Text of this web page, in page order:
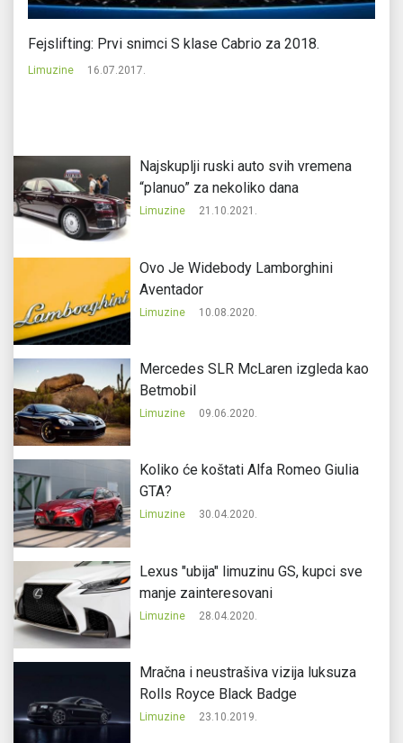
Fejslifting: Prvi snimci S klase Cabrio za 2018.
Limuzine 16.07.2017.
Najskuplji ruski auto svih vremena
“planuo” za nekoliko dana
Limuzine 21.10.2021.
Ovo Je Widebody Lamborghini
Aventador
Limuzine 10.08.2020.
Mercedes SLR McLaren izgleda kao
Betmobil
Limuzine 09.06.2020.
Koliko će koštati Alfa Romeo Giulia
GTA?
Limuzine 30.04.2020.
Lexus "ubija" limuzinu GS, kupci sve
manje zainteresovani
Limuzine 28.04.2020.
Mračna i neustrašiva vizija luksuza
Rolls Royce Black Badge
Limuzine 23.10.2019.